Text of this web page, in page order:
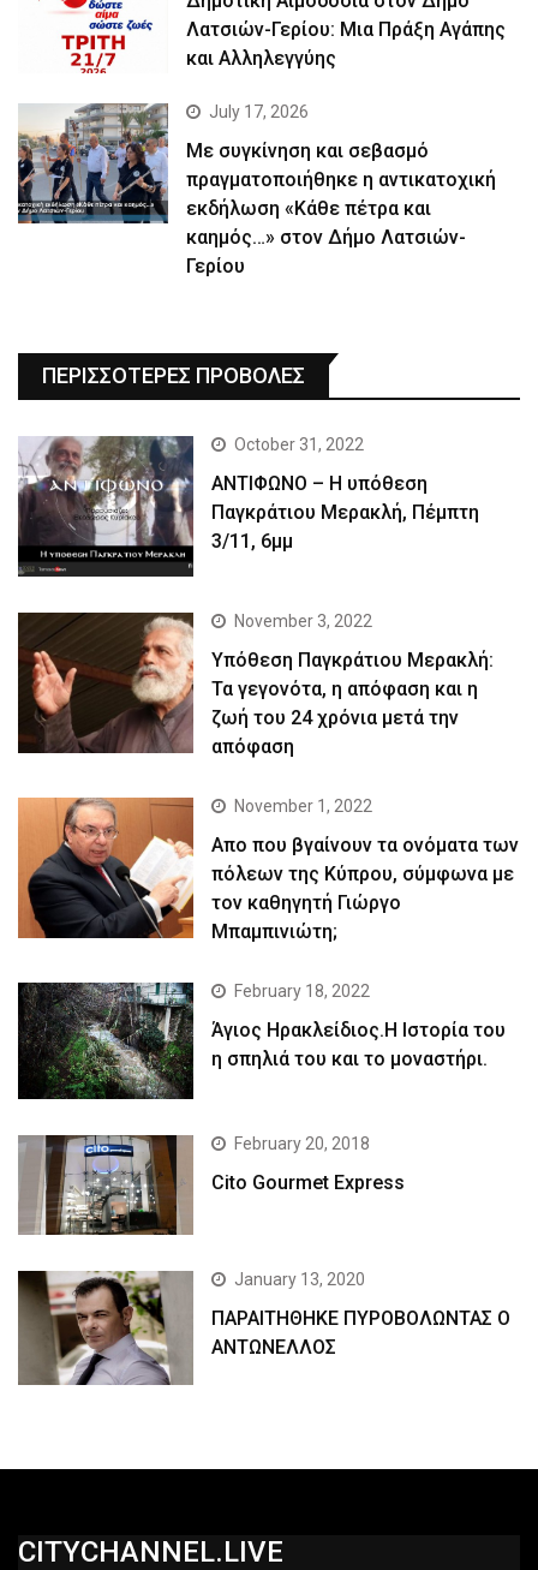
Λατσιών-Γερίου: Μια Πράξη Αγάπης
και Αλληλεγγύης
July 17, 2026
Με συγκίνηση και σεβασμό
πραγματοποιήθηκε η αντικατοχική
εκδήλωση «Κάθε πέτρα και
καημός…» στον Δήμο Λατσιών-
Γερίου
ΠΕΡΙΣΣΟΤΕΡΕΣ ΠΡΟΒΟΛΕΣ
October 31, 2022
ΑΝΤΙΦΩΝΟ – Η υπόθεση
Παγκράτιου Μερακλή, Πέμπτη
3/11, 6μμ
November 3, 2022
Yπόθεση Παγκράτιου Μερακλή:
Τα γεγονότα, η απόφαση και η
ζωή του 24 χρόνια μετά την
απόφαση
November 1, 2022
Απο που βγαίνουν τα ονόματα των
πόλεων της Κύπρου, σύμφωνα με
τον καθηγητή Γιώργο
Μπαμπινιώτη;
February 18, 2022
Άγιος Ηρακλείδιος.Η Ιστορία του
η σπηλιά του και το μοναστήρι.
February 20, 2018
Cito Gourmet Express
January 13, 2020
ΠΑΡΑΙΤΗΘΗΚΕ ΠΥΡΟΒΟΛΩΝΤΑΣ Ο
ΑΝΤΩΝΕΛΛΟΣ
CITYCHANNEL.LIVE